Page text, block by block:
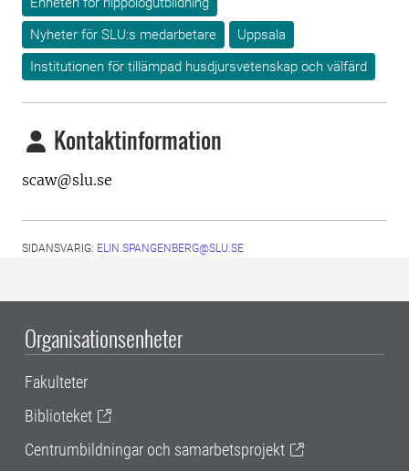
Nyheter för SLU:s medarbetare
Uppsala
Institutionen för tillämpad husdjursvetenskap och välfärd
Kontaktinformation
scaw@slu.se
SIDANSVARIG: ELIN.SPANGENBERG@SLU.SE
Organisationsenheter
Fakulteter
Biblioteket
Centrumbildningar och samarbetsprojekt